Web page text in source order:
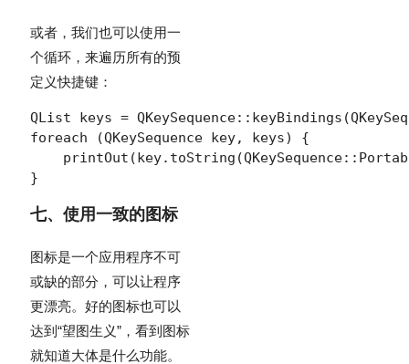
或者，我们也可以使用一
个循环，来遍历所有的预
定义快捷键：
QList keys =
foreach (QKeySequence key, keys) {
}
七、使用一致的图标
图标是一个应用程序不可
或缺的部分，可以让程序
更漂亮。好的图标也可以
达到“望图生义”，看到图标
就知道大体是什么功能。